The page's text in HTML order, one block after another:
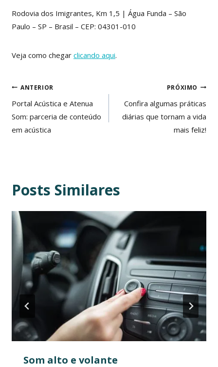
Rodovia dos Imigrantes, Km 1,5 | Água Funda – São
Paulo – SP – Brasil – CEP: 04301-010
Veja como chegar clicando aqui.
Navegação
de
Post
ANTERIOR
Portal Acústica e Atenua
Som: parceria de conteúdo
em acústica
PRÓXIMO
Confira algumas práticas
diárias que tornam a vida
mais feliz!
Posts Similares
Som alto e volante